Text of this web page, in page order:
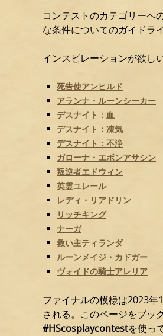
コンテストのカテゴリーへ
な条件についてのガイドラ
インスピレーションが欲し
死告使アンヒルド
アランナ・ルーンシーカー
デスナイト：血
デスナイト：凍気
デスナイト：不浄
ガローナ・エボンアサシン
叛逆者エドウィン
英霊ユレール
レディ・リアドリン
リッチキング
ナーガ
救い主ティランダ
ルーンメイジ・カドガー
ヴォイドの騎士アレリア
ファイナルの模様は2023
される。このページをブッ
#HScosplaycontestを使っ